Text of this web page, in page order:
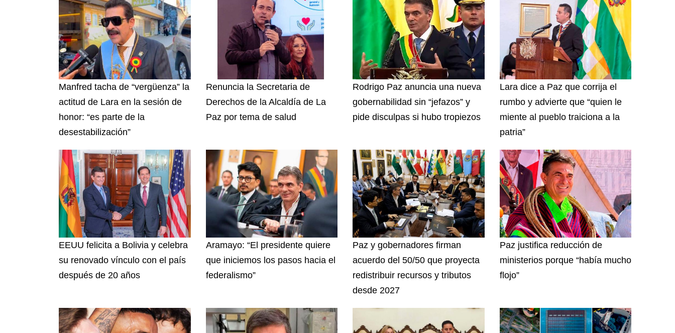
Manfred tacha de “vergüenza” la
actitud de Lara en la sesión de
honor: “es parte de la
desestabilización”
Renuncia la Secretaria de
Derechos de la Alcaldía de La
Paz por tema de salud
Rodrigo Paz anuncia una nueva
gobernabilidad sin “jefazos” y
pide disculpas si hubo tropiezos
Lara dice a Paz que corrija el
rumbo y advierte que “quien le
miente al pueblo traiciona a la
patria”
EEUU felicita a Bolivia y celebra
su renovado vínculo con el país
después de 20 años
Aramayo: “El presidente quiere
que iniciemos los pasos hacia el
federalismo”
Paz y gobernadores firman
acuerdo del 50/50 que proyecta
redistribuir recursos y tributos
desde 2027
Paz justifica reducción de
ministerios porque “había mucho
flojo”